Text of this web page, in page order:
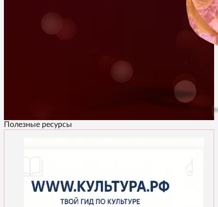
Полезные ресурсы